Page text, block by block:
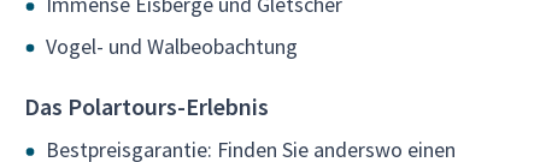
Vogel- und Walbeobachtung
Das Polartours-Erlebnis
Bestpreisgarantie: Finden Sie anderswo einen